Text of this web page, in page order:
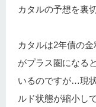
カタルの予想を裏
カタルは2年債の
がプラス圏になる
いるのですが…現
ルド状態が縮小し